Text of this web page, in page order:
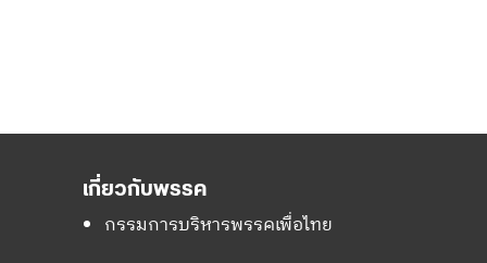
เกี่ยวกับพรรค
กรรมการบริหารพรรคเพื่อไทย